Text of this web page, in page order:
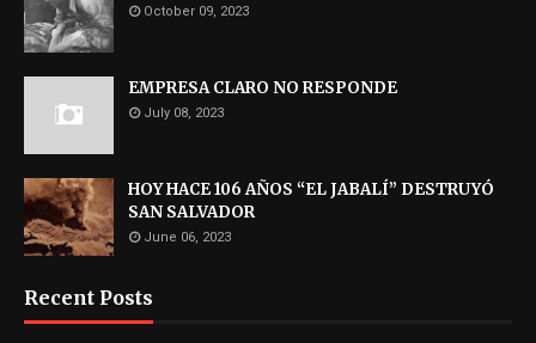
October 09, 2023
EMPRESA CLARO NO RESPONDE
July 08, 2023
HOY HACE 106 AÑOS “EL JABALÍ” DESTRUYÓ
SAN SALVADOR
June 06, 2023
Recent Posts